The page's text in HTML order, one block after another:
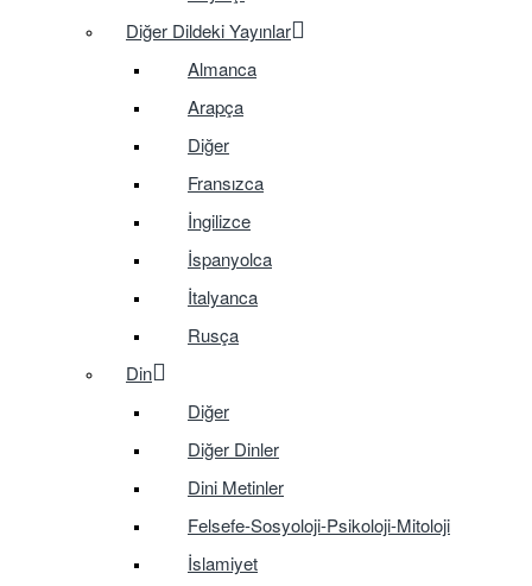
Diğer Dildeki Yayınlar
Almanca
Arapça
Diğer
Fransızca
İngilizce
İspanyolca
İtalyanca
Rusça
Din
Diğer
Diğer Dinler
Dini Metinler
Felsefe-Sosyoloji-Psikoloji-Mitoloji
İslamiyet